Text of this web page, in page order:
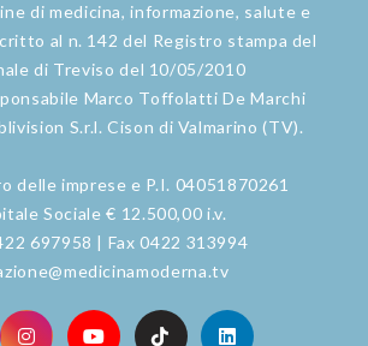
di medicina, informazione, salute e
al n. 142 del Registro stampa del
di Treviso del 10/05/2010
Marco Toffolatti De Marchi
S.r.l. Cison di Valmarino (TV).
delle imprese e P.I. 04051870261
Sociale € 12.500,00 i.v.
697958 | Fax 0422 313994